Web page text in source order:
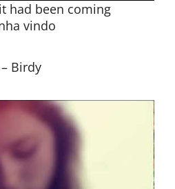
had been coming
vindo
Birdy